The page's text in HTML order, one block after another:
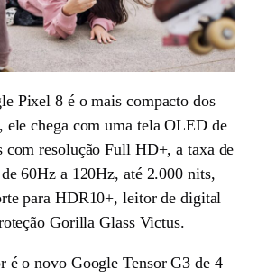
Pixel 8 é o mais compacto dos
ele chega com uma tela OLED de
com resolução Full HD+, a taxa de
60Hz a 120Hz, até 2.000 nits,
para HDR10+, leitor de digital
Gorilla Glass Victus.
é o novo Google Tensor G3 de 4